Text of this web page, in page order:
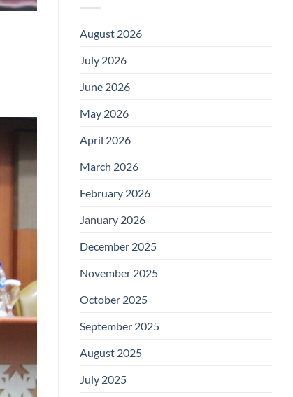
August 2026
July 2026
June 2026
May 2026
April 2026
March 2026
February 2026
January 2026
December 2025
November 2025
October 2025
September 2025
August 2025
July 2025